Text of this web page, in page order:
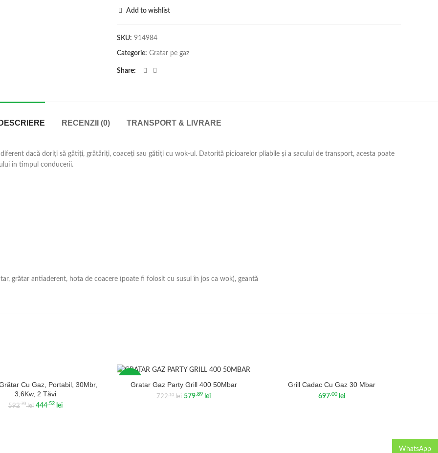
Add to wishlist
SKU: 914984
Categorie: Gratar pe gaz
Share
RECENZII (0) TRANSPORT & LIVRARE
dacă doriți să gătiți, grătăriți, coaceți sau gătiți cu wok-ul. Datorită picioarelor pliabile și a sacului de transport, acesta poate
în timpul conducerii.
grătar antiaderent, hota de coacere (poate fi folosit cu susul în jos ca wok), geantă
Cu Gaz, Portabil, 30Mbr,
3,6Kw, 2 Tăvi
592.70 lei 444.52 lei
Gratar Gaz Party Grill 400 50Mbar
722.10 lei 579.89 lei
Grill Cadac Cu Gaz 30 Mbar
697.00 lei
WhatsApp